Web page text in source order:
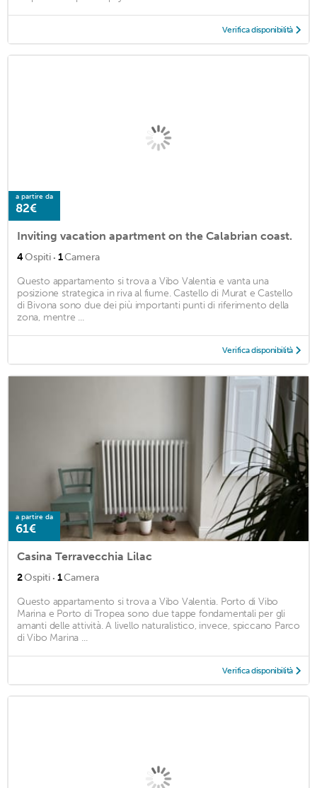
Verifica disponibilità
a partire da
82€
Inviting vacation apartment on the Calabrian coast.
4Ospiti · 1Camera
Questo appartamento si trova a Vibo Valentia e vanta una
posizione strategica in riva al fiume. Castello di Murat e Castello
di Bivona sono due dei più importanti punti di riferimento della
zona, mentre ...
Verifica disponibilità
a partire da
61€
Casina Terravecchia Lilac
2Ospiti · 1Camera
Questo appartamento si trova a Vibo Valentia. Porto di Vibo
Marina e Porto di Tropea sono due tappe fondamentali per gli
amanti delle attività. A livello naturalistico, invece, spiccano Parco
di Vibo Marina ...
Verifica disponibilità